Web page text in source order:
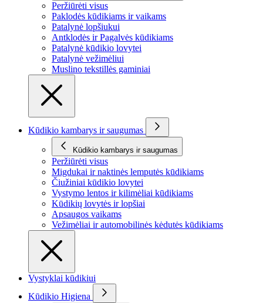
Peržiūrėti visus
Paklodės kūdikiams ir vaikams
Patalynė lopšiukui
Antklodės ir Pagalvės kūdikiams
Patalynė kūdikio lovytei
Patalynė vežimėliui
Muslino tekstillės gaminiai
Kūdikio kambarys ir saugumas
Kūdikio kambarys ir saugumas
Peržiūrėti visus
Migdukai ir naktinės lemputės kūdikiams
Čiužiniai kūdikio lovytei
Vystymo lentos ir kilimėliai kūdikiams
Kūdikių lovytės ir lopšiai
Apsaugos vaikams
Vežimėliai ir automobilinės kėdutės kūdikiams
Vystyklai kūdikiui
Kūdikio Higiena